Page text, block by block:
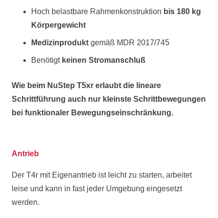
Hoch belastbare Rahmenkonstruktion bis 180 kg
Körpergewicht
Medizinprodukt gemäß MDR 2017/745
Benötigt keinen Stromanschluß
Wie beim NuStep T5xr erlaubt die lineare
Schrittführung auch nur kleinste Schrittbewegungen
bei funktionaler Bewegungseinschränkung.
Antrieb
Der T4r mit Eigenantrieb ist leicht zu starten, arbeitet
leise und kann in fast jeder Umgebung eingesetzt
werden.